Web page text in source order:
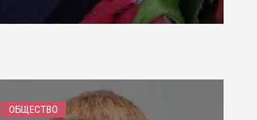
ОБЩЕСТВО